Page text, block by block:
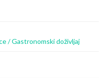
/ Gastronomski doživljaj